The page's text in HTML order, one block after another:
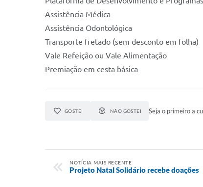
Assistência Médica
Assistência Odontológica
Transporte fretado (sem desconto em folha)
Vale Refeição ou Vale Alimentação
Premiação em cesta básica
GOSTEI NÃO GOSTEI Seja o primeiro a
NOTÍCIA MAIS RECENTE
Projeto Natal Solidário recebe doações